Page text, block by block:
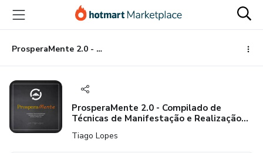
para
conteúdo
principal
para
pagamento
para
rodapé
ProsperaMente 2.0 - Compilado de Técnicas de Manifestação e Realização com a Lei da Atração
ProsperaMente 2.0 - Compilado de
Técnicas de Manifestação e Realização
Tiago Lopes